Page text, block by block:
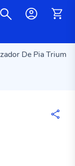
De Pia Trium